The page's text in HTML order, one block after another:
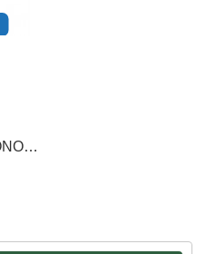
ORIENT CLASSIC CHRONOGRAPH 42 Mm RA-KV0402S10B